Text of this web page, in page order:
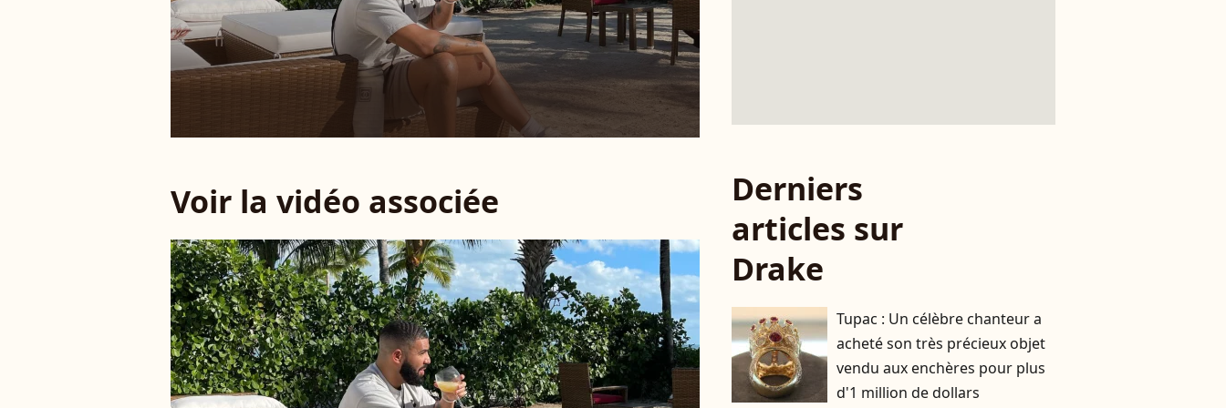
Voir la vidéo associée
Derniers
articles sur
Drake
Tupac : Un célèbre chanteur a
acheté son très précieux objet
vendu aux enchères pour plus
d'1 million de dollars